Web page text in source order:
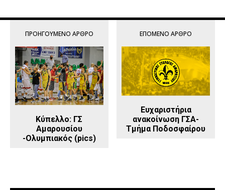
ΠΡΟΗΓΟΎΜΕΝΟ ΆΡΘΡΟ
Κύπελλο: ΓΣ
Αμαρουσίου
-Ολυμπιακός (pics)
ΕΠΌΜΕΝΟ ΆΡΘΡΟ
Ευχαριστήρια
ανακοίνωση ΓΣΑ-
Τμήμα Ποδοσφαίρου